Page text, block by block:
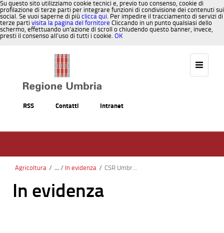
Su questo sito utilizziamo cookie tecnici e, previo tuo consenso, cookie di
profilazione di terze parti per integrare funzioni di condivisione dei contenuti sui
social. Se vuoi saperne di più clicca qui. Per impedire il tracciamento di servizi di
terze parti visita la pagina del fornitore Cliccando in un punto qualsiasi dello
schermo, effettuando un’azione di scroll o chiudendo questo banner, invece,
presti il consenso all’uso di tutti i cookie. OK
RSS Contatti Intranet
Agricoltura / In evidenza / CSR Umbria 2023-2027: prorogati al 30 giugno 2026 i termini per l'adesione al SQNPI
In evidenza